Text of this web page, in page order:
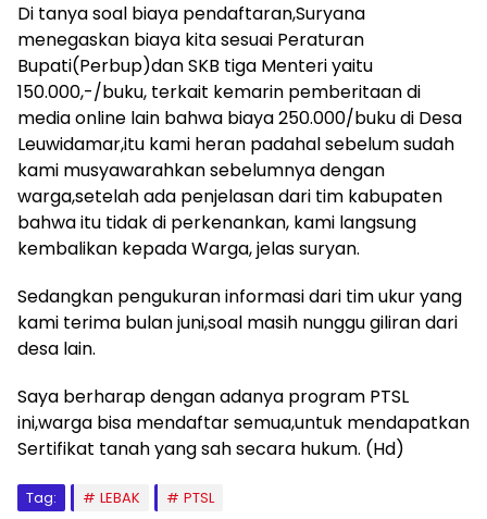
Di tanya soal biaya pendaftaran,Suryana
menegaskan biaya kita sesuai Peraturan
Bupati(Perbup)dan SKB tiga Menteri yaitu
150.000,-/buku, terkait kemarin pemberitaan di
media online lain bahwa biaya 250.000/buku di Desa
Leuwidamar,itu kami heran padahal sebelum sudah
kami musyawarahkan sebelumnya dengan
warga,setelah ada penjelasan dari tim kabupaten
bahwa itu tidak di perkenankan, kami langsung
kembalikan kepada Warga, jelas suryan.
Sedangkan pengukuran informasi dari tim ukur yang
kami terima bulan juni,soal masih nunggu giliran dari
desa lain.
Saya berharap dengan adanya program PTSL
ini,warga bisa mendaftar semua,untuk mendapatkan
Sertifikat tanah yang sah secara hukum. (Hd)
Tag: LEBAK PTSL